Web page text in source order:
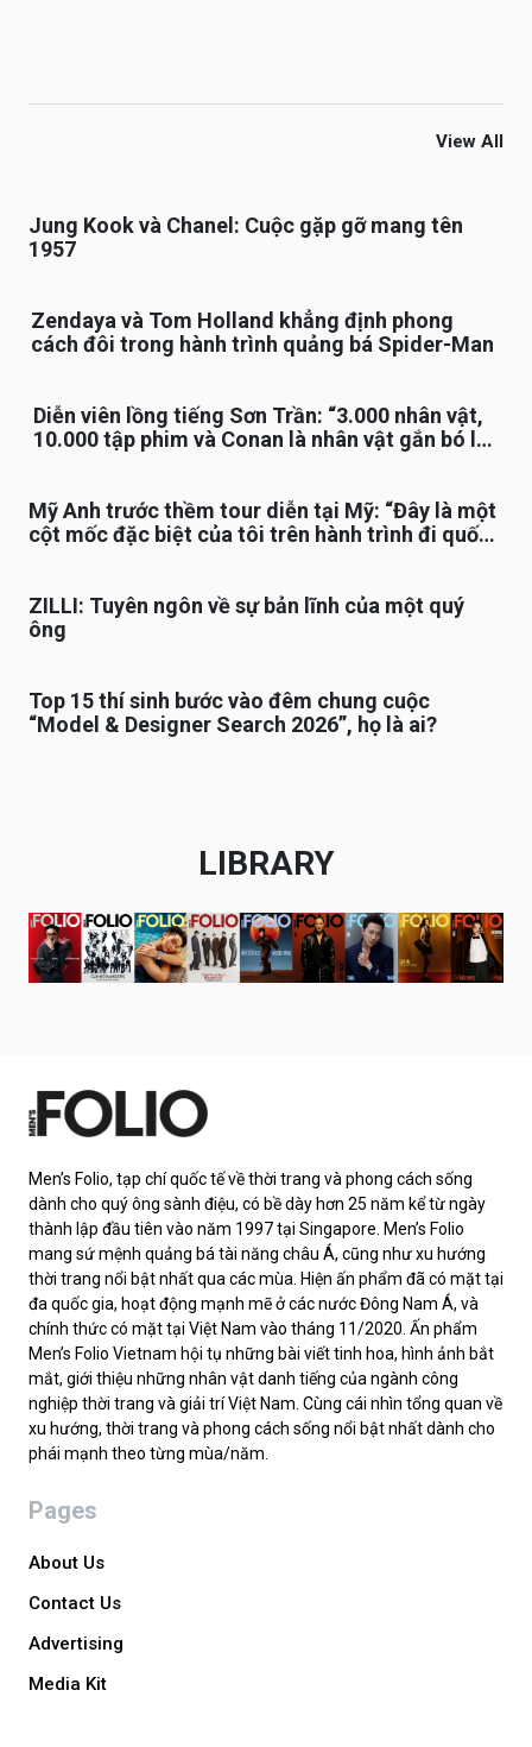
View All
Jung Kook và Chanel: Cuộc gặp gỡ mang tên
1957
Zendaya và Tom Holland khẳng định phong
cách đôi trong hành trình quảng bá Spider-Man
Diễn viên lồng tiếng Sơn Trần: “3.000 nhân vật,
10.000 tập phim và Conan là nhân vật gắn bó lâu
Mỹ Anh trước thềm tour diễn tại Mỹ: “Đây là một
cột mốc đặc biệt của tôi trên hành trình đi quốc
ZILLI: Tuyên ngôn về sự bản lĩnh của một quý
ông
Top 15 thí sinh bước vào đêm chung cuộc
“Model & Designer Search 2026”, họ là ai?
LIBRARY
Men’s Folio, tạp chí quốc tế về thời trang và phong cách sống
dành cho quý ông sành điệu, có bề dày hơn 25 năm kể từ ngày
thành lập đầu tiên vào năm 1997 tại Singapore. Men’s Folio
mang sứ mệnh quảng bá tài năng châu Á, cũng như xu hướng
thời trang nổi bật nhất qua các mùa. Hiện ấn phẩm đã có mặt tại
đa quốc gia, hoạt động mạnh mẽ ở các nước Đông Nam Á, và
chính thức có mặt tại Việt Nam vào tháng 11/2020. Ấn phẩm
Men’s Folio Vietnam hội tụ những bài viết tinh hoa, hình ảnh bắt
mắt, giới thiệu những nhân vật danh tiếng của ngành công
nghiệp thời trang và giải trí Việt Nam. Cùng cái nhìn tổng quan về
xu hướng, thời trang và phong cách sống nổi bật nhất dành cho
phái mạnh theo từng mùa/năm.
Pages
About Us
Contact Us
Advertising
Media Kit